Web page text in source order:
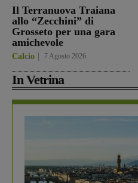
Il Terranuova Traiana
allo “Zecchini” di
Grosseto per una gara
amichevole
Calcio 7 Agosto 2026
In Vetrina